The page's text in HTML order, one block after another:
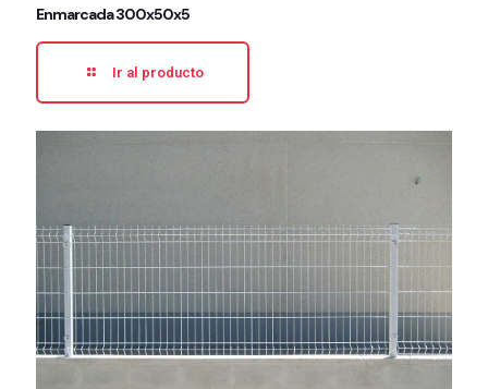
Enmarcada 300x50x5
Ir al producto